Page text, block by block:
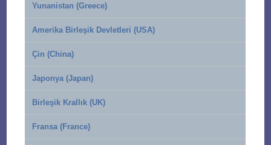
Yunanistan (Greece)
Amerika Birleşik Devletleri (USA)
Çin (China)
Japonya (Japan)
Birleşik Krallık (UK)
Fransa (France)